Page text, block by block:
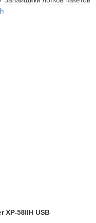
XP-58IIH USB